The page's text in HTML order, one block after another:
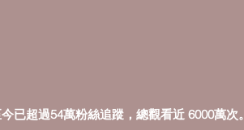
已超過54萬粉絲追蹤，總觀看近 6000萬次。